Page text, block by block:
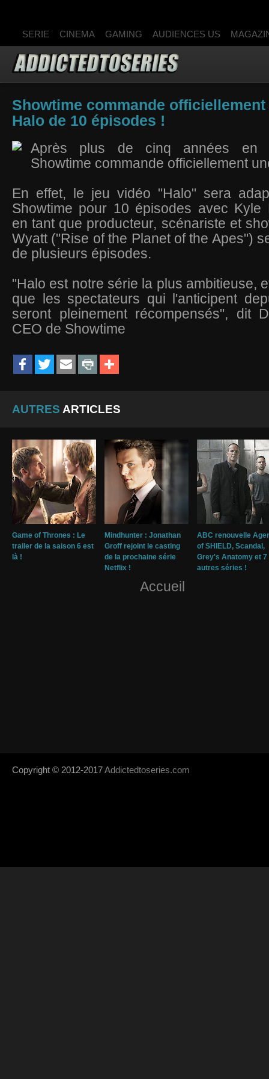
SERIE CINEMA GAMING AUDIENCES US
Showtime commande
Halo de 10 épisodes !
Après plus de cinq années en
Showtime commande officiellement
En effet, le jeu vidéo "Halo" sera
Showtime pour 10 épisodes avec Kyle
en tant que producteur, scénariste et
Wyatt ("Rise of the Planet of the Apes")
de plusieurs épisodes.
"Halo est notre série la plus ambitieuse,
que les spectateurs qui l'anticipent
seront pleinement récompensés", dit
CEO de Showtime
AUTRES ARTICLES
Game of Thrones : Le
trailer de la saison 6 est
là !
Mindhunter : Jonathan
Groff rejoint le casting
de la prochaine série
Netflix !
ABC renouvelle
of SHIELD, Scandal,
Grey's Anatomy et 7
autres séries !
Accueil
Copyright © 2012-2017Addictedtoseries.com